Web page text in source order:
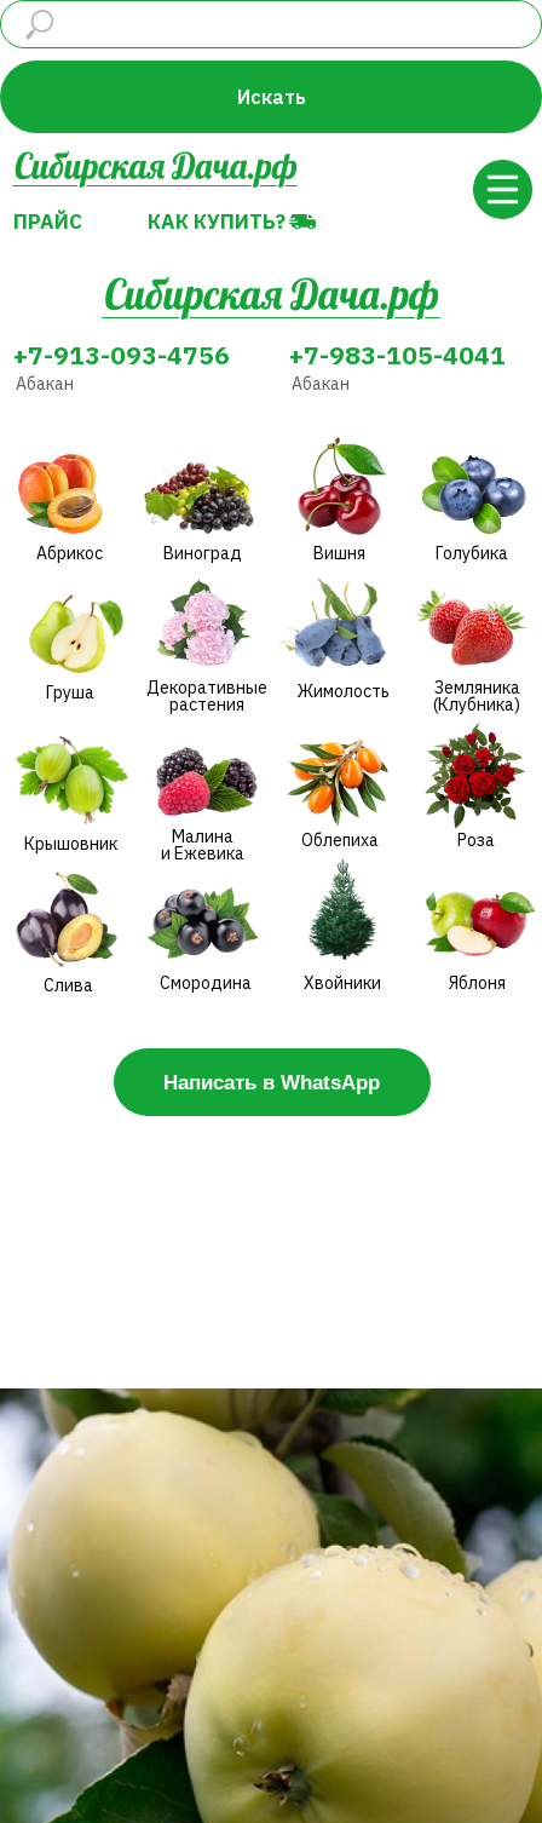
Искать
ПРАЙС КАК КУПИТЬ?
Груша
Написать в WhatsApp
ПРАЙС
КАК КУПИТЬ?
Декоративные
растения
Жимолость Земляника
(Клубника)
Крышовник и Ежевика
Облепиха Роза
Слива Смородина Хвойники Яблоня